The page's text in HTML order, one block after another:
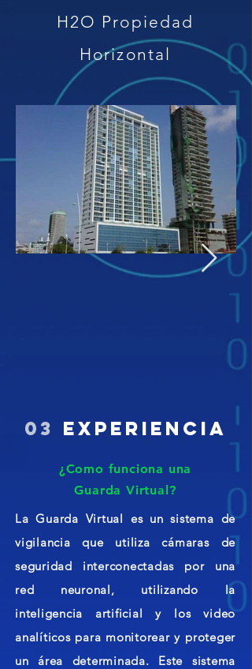
H2O Propiedad
Horizontal
03 experiencia
¿Como funciona una
Guarda Virtual?
La Guarda Virtual es un sistema de
vigilancia que utiliza cámaras de
seguridad interconectadas por una
red neuronal, utilizando la
inteligencia artificial y los video
analíticos para monitorear y proteger
un área determinada. Este sistema